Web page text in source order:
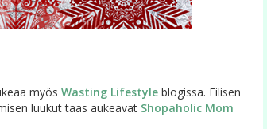
myös Wasting Lifestyle blogissa. Eilisen
luukut taas aukeavat Shopaholic Mom